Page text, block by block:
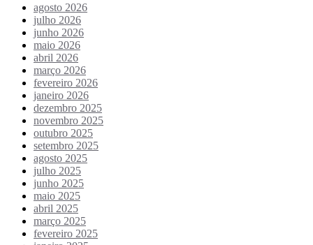
agosto 2026
julho 2026
junho 2026
maio 2026
abril 2026
março 2026
fevereiro 2026
janeiro 2026
dezembro 2025
novembro 2025
outubro 2025
setembro 2025
agosto 2025
julho 2025
junho 2025
maio 2025
abril 2025
março 2025
fevereiro 2025